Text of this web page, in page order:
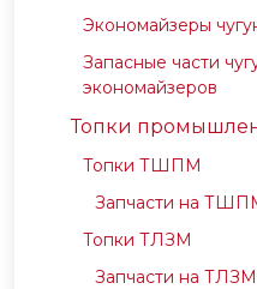
Экономайзеры
Запасные части
экономайзеров
Топки
Топки ТШПМ
Запчасти на
Топки ТЛЗМ
Запчасти на ТЛЗМ